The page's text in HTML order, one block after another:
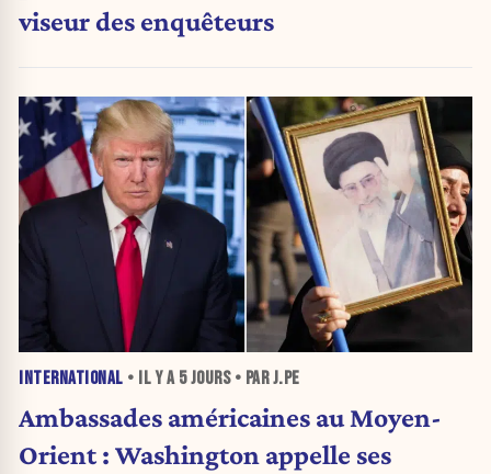
viseur des enquêteurs
INTERNATIONAL • IL Y A 5 JOURS• PAR J.PE
Ambassades américaines au Moyen-
Orient : Washington appelle ses